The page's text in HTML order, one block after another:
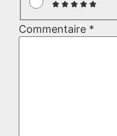
Commentaire *